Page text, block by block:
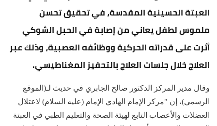
العبتة الحسينية المقدسة، في تحقيق تحسن
ملموس لطفل يعاني من إصابة في الحبل الشوكي
أثرت على قدراته الحركية ووظائفه العصبية، وذلك عبر
العلاج خلال جلسات العلاج بالتحفيز المغناطيسي.
وقال مدير المركز الدكتور صالح الجابري في حديث لـ(الموقع
الرسمي)، إن "مركز الإمام الهادي الإمام (عليه السلام) لاعتلال
العضلات والأعصاب التابع لهيئة الصحة والتعليم الطبي في العبتة